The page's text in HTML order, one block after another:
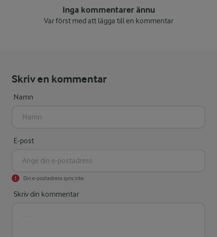
Inga kommentarer ännu
Var först med att lägga till en kommentar
Skriv en kommentar
Namn
E-post
Din e-postadress syns inte
Skriv din kommentar